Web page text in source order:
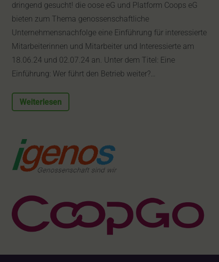
dringend gesucht! die oose eG und Platform Coops eG
bieten zum Thema genossenschaftliche
Unternehmensnachfolge eine Einführung für interessierte
Mitarbeiterinnen und Mitarbeiter und Interessierte am
18.06.24 und 02.07.24 an. Unter dem Titel: Eine
Einführung: Wer führt den Betrieb weiter?…
Weiterlesen